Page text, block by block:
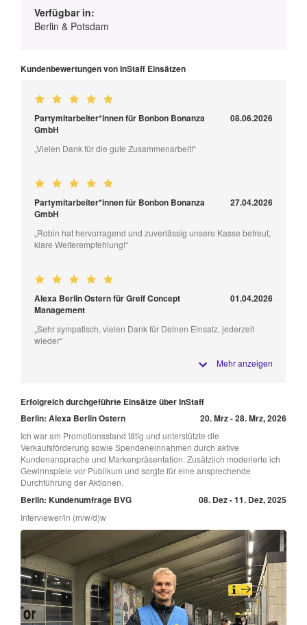
Verfügbar in:
Berlin & Potsdam
Kundenbewertungen von InStaff Einsätzen
Partymitarbeiter*innen für Bonbon Bonanza
GmbH
08.06.2026
„Vielen Dank für die gute Zusammenarbeit!“
Partymitarbeiter*innen für Bonbon Bonanza
GmbH
27.04.2026
„Robin hat hervorragend und zuverlässig unsere Kasse betreut,
klare Weiterempfehlung!“
Alexa Berlin Ostern für Greif Concept
Management
01.04.2026
„Sehr sympatisch, vielen Dank für Deinen Einsatz, jederzeit
wieder“
Mehr anzeigen
Erfolgreich durchgeführte Einsätze über InStaff
Berlin: Alexa Berlin Ostern
20. Mrz - 28. Mrz, 2026
Ich war am Promotionsstand tätig und unterstützte die
Verkaufsförderung sowie Spendeneinnahmen durch aktive
Kundenansprache und Markenpräsentation. Zusätzlich moderierte ich
Gewinnspiele vor Publikum und sorgte für eine ansprechende
Durchführung der Aktionen.
Berlin: Kundenumfrage BVG 08. Dez - 11. Dez, 2025
Interviewer/in (m/w/d)w